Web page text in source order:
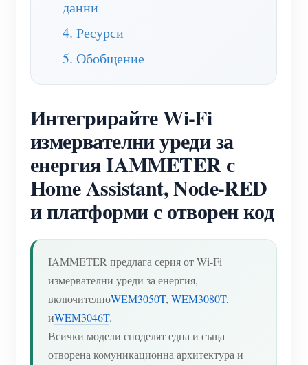
Фабричен енергиен мониторинг
Новини
За нас
данни
4. Ресурси
5. Обобщение
Интегрирайте Wi-Fi
измервателни уреди за
енергия IAMMETER с
Home Assistant, Node-RED
и платформи с отворен код
IAMMETER предлага серия от Wi-Fi
измервателни уреди за енергия,
включителноWEM3050T, WEM3080T,
иWEM3046T.
Всички модели споделят една и съща
отворена комуникационна архитектура и